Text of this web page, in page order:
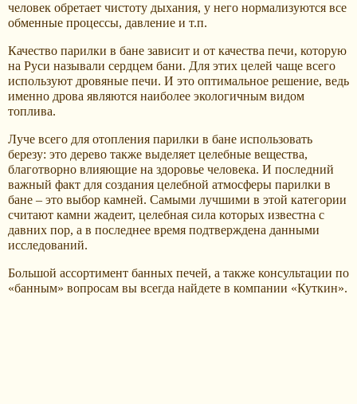
человек обретает чистоту дыхания, у него нормализуются все
обменные процессы, давление и т.п.
Качество парилки в бане зависит и от качества печи, которую
на Руси называли сердцем бани. Для этих целей чаще всего
используют дровяные печи. И это оптимальное решение, ведь
именно дрова являются наиболее экологичным видом
топлива.
Луче всего для отопления парилки в бане использовать
березу: это дерево также выделяет целебные вещества,
благотворно влияющие на здоровье человека. И последний
важный факт для создания целебной атмосферы парилки в
бане – это выбор камней. Самыми лучшими в этой категории
считают камни жадеит, целебная сила которых известна с
давних пор, а в последнее время подтверждена данными
исследований.
Большой ассортимент банных печей, а также консультации по
«банным» вопросам вы всегда найдете в компании «Куткин».